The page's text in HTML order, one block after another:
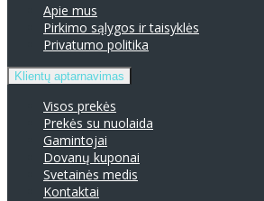
Apie mus
Pirkimo sąlygos ir taisyklės
Privatumo politika
Klientų aptarnavimas
Visos prekės
Prekės su nuolaida
Gamintojai
Dovanų kuponai
Svetainės medis
Kontaktai